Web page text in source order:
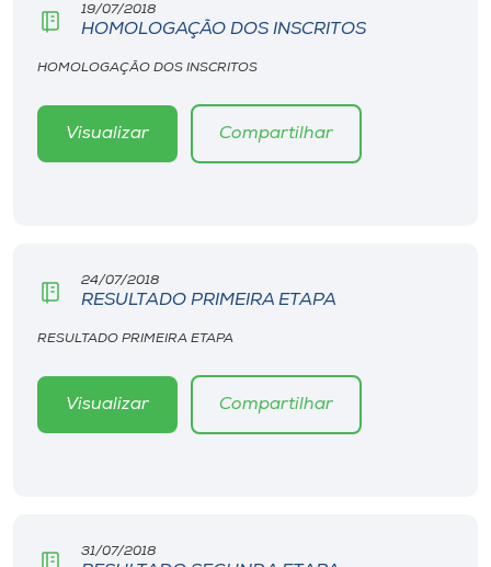
19/07/2018
HOMOLOGAÇÃO DOS INSCRITOS
HOMOLOGAÇÃO DOS INSCRITOS
Visualizar Compartilhar
24/07/2018
RESULTADO PRIMEIRA ETAPA
RESULTADO PRIMEIRA ETAPA
Visualizar Compartilhar
31/07/2018